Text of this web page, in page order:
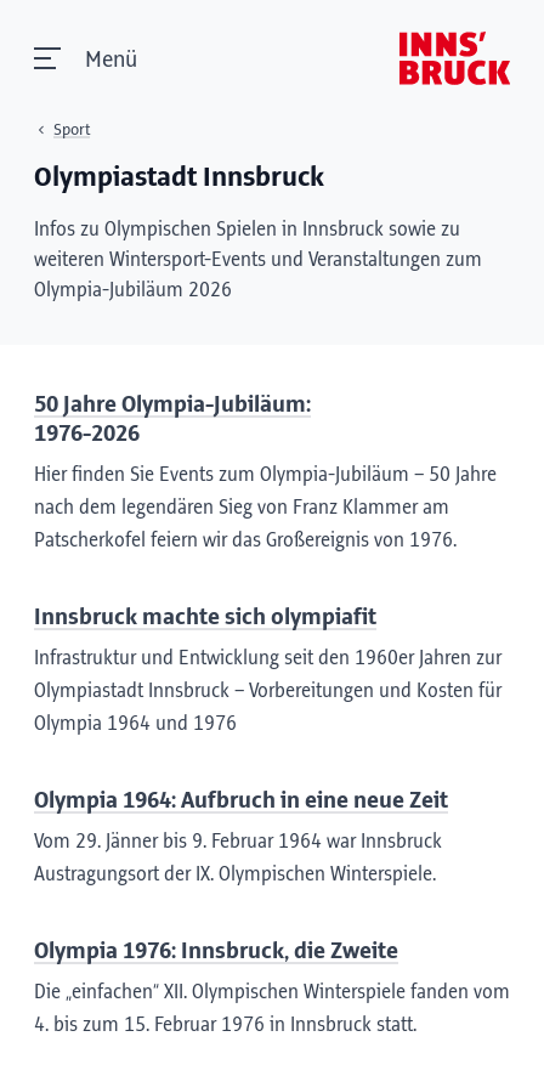
Menü
Sport
Olympiastadt Innsbruck
Infos zu Olympischen Spielen in Innsbruck sowie zu
weiteren Wintersport-Events und Veranstaltungen zum
Olympia-Jubiläum 2026
50 Jahre Olympia-Jubiläum:
1976-2026
Hier finden Sie Events zum Olympia-Jubiläum – 50 Jahre
nach dem legendären Sieg von Franz Klammer am
Patscherkofel feiern wir das Großereignis von 1976.
Innsbruck machte sich olympiafit
Infrastruktur und Entwicklung seit den 1960er Jahren zur
Olympiastadt Innsbruck – Vorbereitungen und Kosten für
Olympia 1964 und 1976
Olympia 1964: Aufbruch in eine neue Zeit
Vom 29. Jänner bis 9. Februar 1964 war Innsbruck
Austragungsort der IX. Olympischen Winterspiele.
Olympia 1976: Innsbruck, die Zweite
Die „einfachen“ XII. Olympischen Winterspiele fanden vom
4. bis zum 15. Februar 1976 in Innsbruck statt.